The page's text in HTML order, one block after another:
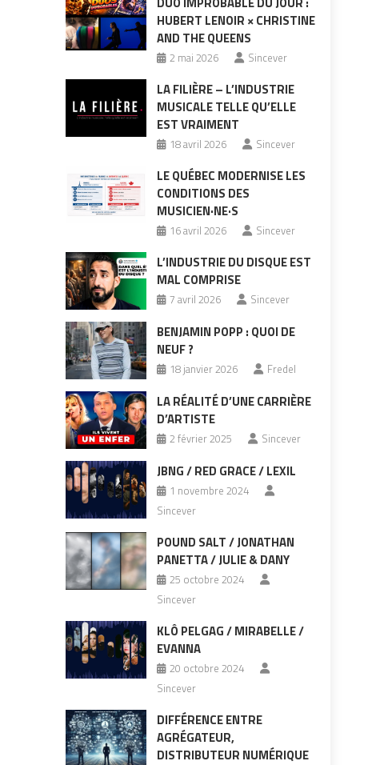
HUBERT LENOIR × CHRISTINE
AND THE QUEENS
2 mai 2026 Sincever
LA FILIÈRE – L’INDUSTRIE
MUSICALE TELLE QU’ELLE
EST VRAIMENT
18 avril 2026 Sincever
LE QUÉBEC MODERNISE LES
CONDITIONS DES
MUSICIEN·NE·S
16 avril 2026 Sincever
L’INDUSTRIE DU DISQUE EST
MAL COMPRISE
7 avril 2026 Sincever
BENJAMIN POPP : QUOI DE
NEUF ?
18 janvier 2026 Fredel
LA RÉALITÉ D’UNE CARRIÈRE
D’ARTISTE
2 février 2025 Sincever
JBNG / RED GRACE / LEXIL
1 novembre 2024
Sincever
POUND SALT / JONATHAN
PANETTA / JULIE & DANY
25 octobre 2024
Sincever
KLÔ PELGAG / MIRABELLE /
EVANNA
20 octobre 2024
Sincever
DIFFÉRENCE ENTRE
AGRÉGATEUR,
DISTRIBUTEUR NUMÉRIQUE